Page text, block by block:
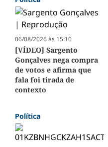
06/08/2026 às 15:10
[VÍDEO] Sargento
Gonçalves nega compra
de votos e afirma que
fala foi tirada de
contexto
Política